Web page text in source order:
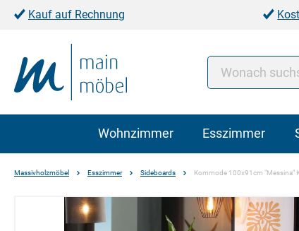
Kauf auf Rechnung
Wohnzimmer Esszimmer
Massivholzmöbel Esszimmer Sideboards Kommode 100x91cm "Messina"
Bildergalerie überspringen